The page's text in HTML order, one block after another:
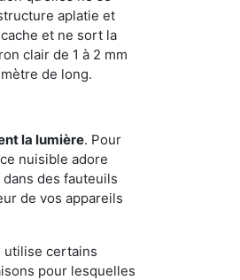
aplatie et
et ne sort la
clair de 1 à 2 mm
de long.
la lumière. Pour
nuisible adore
des fauteuils
de vos appareils
utilise certains
pour lesquelles